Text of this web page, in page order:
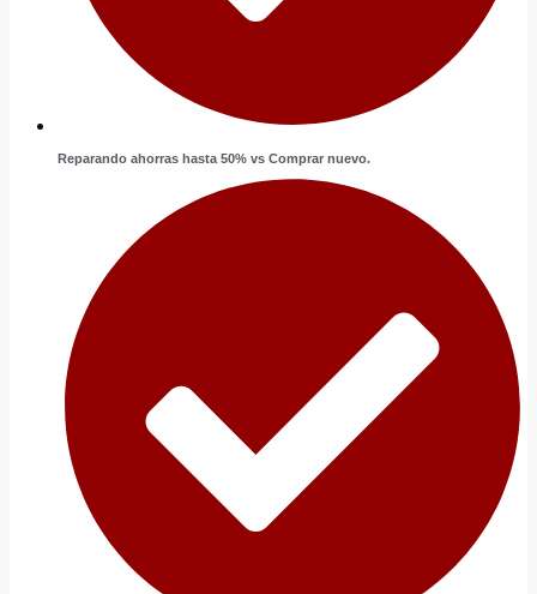
Reparando ahorras hasta 50% vs Comprar nuevo.